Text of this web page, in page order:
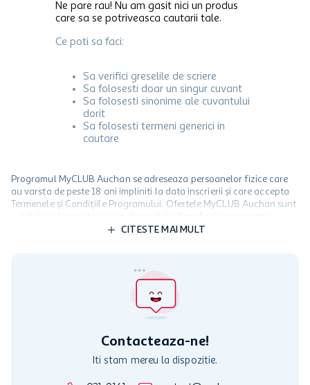
Ne pare rau! Nu am gasit nici un produs
care sa se potriveasca cautarii tale.
Ce poti sa faci:
Sa verifici greselile de scriere
Sa folosesti doar un singur cuvant
Sa folosesti sinonime ale cuvantului
dorit
Sa folosesti termeni generici in
cautare
Programul MyCLUB Auchan se adreseaza persoanelor fizice care
au varsta de peste 18 ani impliniti la data inscrierii și care accepta
Termenele și Condițiile Programului. Ofertele MyCLUB Auchan sunt
limita a 12 unitati / card client o singura data in perioada promotiei.
activitati in afara celor mentionate in Termene si Conditii. Auchan
nu raspunde pentru imposibilitatea utilizarii Cardului in perioada in
care aceste este suspendat sau in perioada in care sunt efectuate
CITESTE MAI MULT
Contacteaza-ne!
Iti stam mereu la dispozitie.